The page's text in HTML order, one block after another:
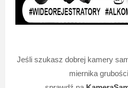
Jeśli szukasz dobrej kamery
miernika